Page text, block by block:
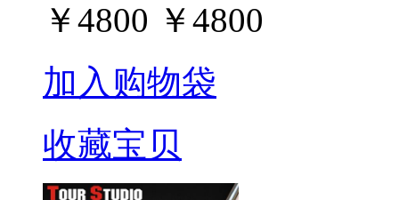
￥4800 ￥4800
加入购物袋
收藏宝贝